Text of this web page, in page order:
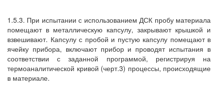
1.5.3. При испытании с использованием ДСК пробу материала
помещают в металлическую капсулу, закрывают крышкой и
взвешивают. Капсулу с пробой и пустую капсулу помещают в
ячейку прибора, включают прибор и проводят испытания в
соответствии с заданной программой, регистрируя на
термоаналитической кривой (черт.3) процессы, происходящие
в материале.